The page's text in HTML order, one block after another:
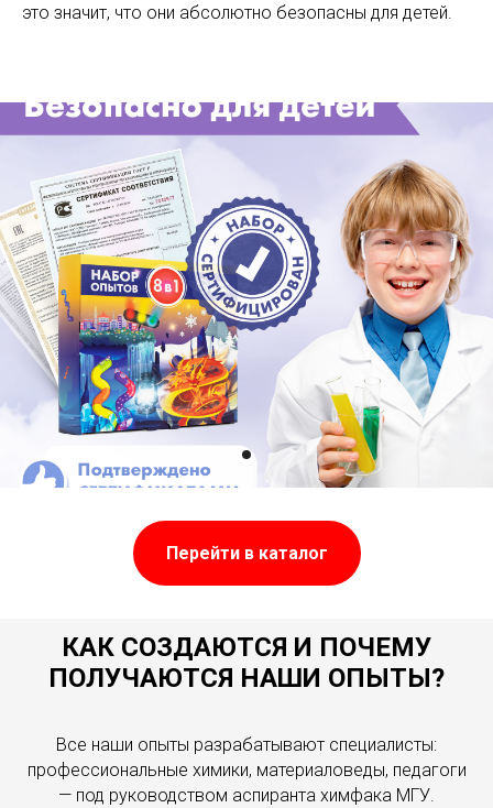
это значит, что они абсолютно безопасны для детей.
Перейти в каталог
КАК СОЗДАЮТСЯ И ПОЧЕМУ
ПОЛУЧАЮТСЯ НАШИ ОПЫТЫ?
Все наши опыты разрабатывают специалисты:
профессиональные химики, материаловеды, педагоги
— под руководством аспиранта химфака МГУ.